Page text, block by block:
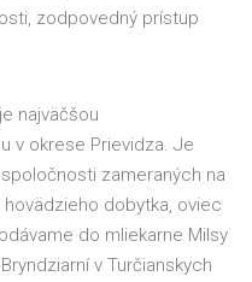
zodpovedný prístup
najväčšou
v okrese Prievidza. Je
zameraných na
dobytka, oviec
do mliekarne Milsy
v Turčianskych